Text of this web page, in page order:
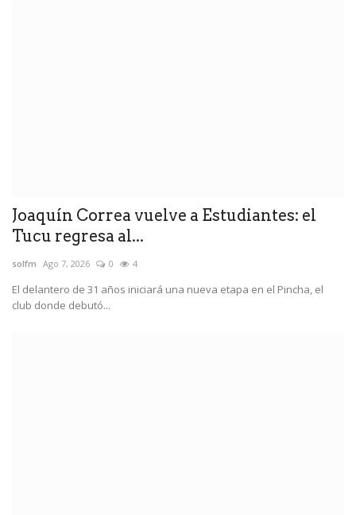
Joaquín Correa vuelve a Estudiantes: el
Tucu regresa al...
solfm Ago 7, 2026 0 4
El delantero de 31 años iniciará una nueva etapa en el Pincha, el
club donde debutó...